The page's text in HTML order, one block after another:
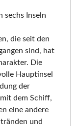
sechs Inseln
die seit den
sind, hat
Die
Hauptinsel
der
dem Schiff,
eine andere
und